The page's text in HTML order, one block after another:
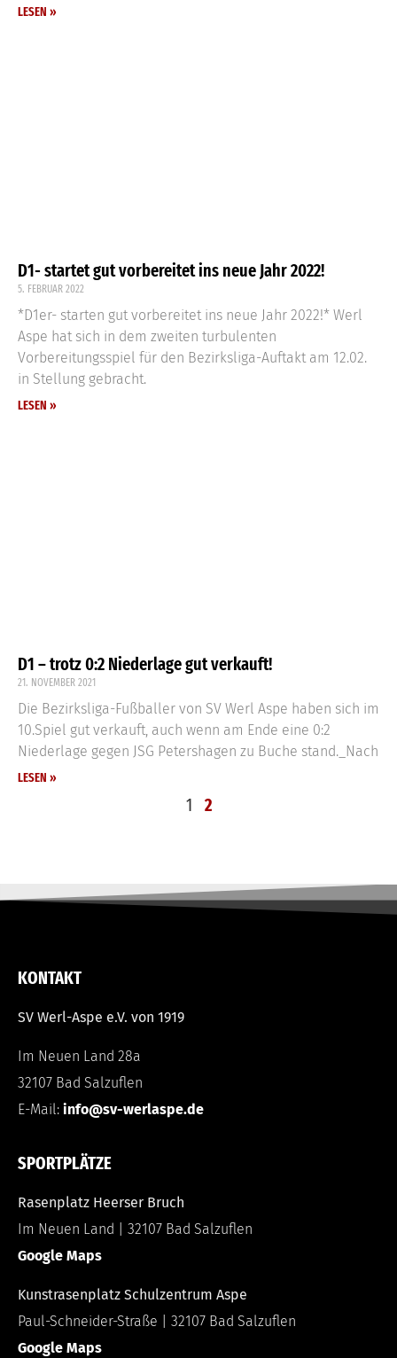
LESEN »
D1- startet gut vorbereitet ins neue Jahr 2022!
5. FEBRUAR 2022
*D1er- starten gut vorbereitet ins neue Jahr 2022!* Werl
Aspe hat sich in dem zweiten turbulenten
Vorbereitungsspiel für den Bezirksliga-Auftakt am 12.02.
in Stellung gebracht.
LESEN »
D1 – trotz 0:2 Niederlage gut verkauft!
21. NOVEMBER 2021
Die Bezirksliga-Fußballer von SV Werl Aspe haben sich im
10.Spiel gut verkauft, auch wenn am Ende eine 0:2
Niederlage gegen JSG Petershagen zu Buche stand._Nach
LESEN »
1 2
KONTAKT
SV Werl-Aspe e.V. von 1919
Im Neuen Land 28a
32107 Bad Salzuflen
E-Mail: info@sv-werlaspe.de
SPORTPLÄTZE
Rasenplatz Heerser Bruch
Im Neuen Land | 32107 Bad Salzuflen
Google Maps
Kunstrasenplatz Schulzentrum Aspe
Paul-Schneider-Straße | 32107 Bad Salzuflen
Google Maps